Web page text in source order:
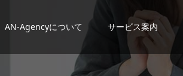
AN-Agencyについて サービス案内